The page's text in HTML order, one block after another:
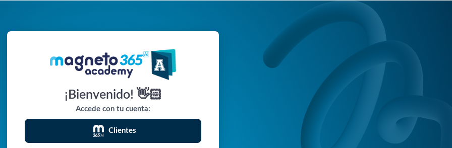
¡Bienvenido! 👋🏻
Accede con tu cuenta:
Clientes